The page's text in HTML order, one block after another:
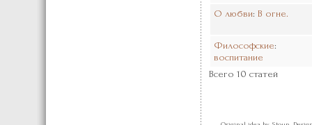
О любви: В огне.
Философские:
воспитание
Всего 10 статей